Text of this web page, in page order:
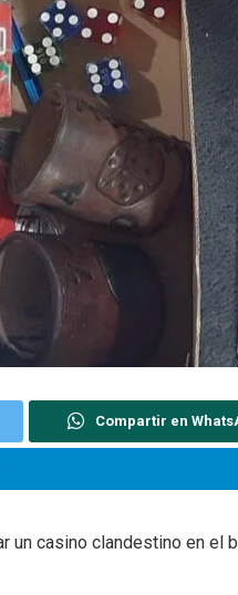
Compartir en
un casino clandestino en el